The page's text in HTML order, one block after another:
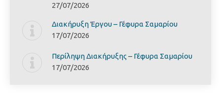
27/07/2026
Διακήρυξη Έργoυ – Γέφυρα Σαμαρίoυ
17/07/2026
Περίληψη Διακήρυξης – Γέφυρα Σαμαρίoυ
17/07/2026